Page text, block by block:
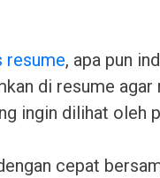
resume, apa pun
di resume agar
ingin dilihat oleh
cepat